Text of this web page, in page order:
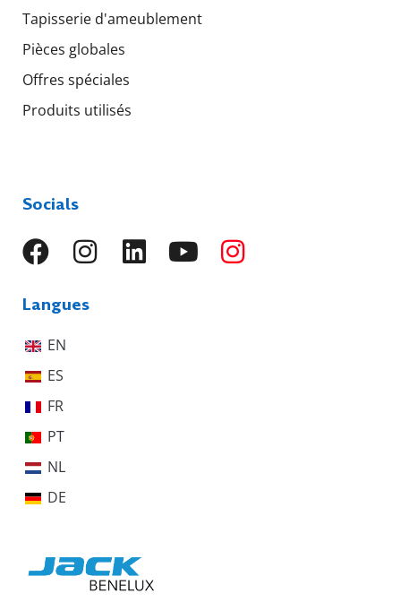
Tapisserie d'ameublement
Pièces globales
Offres spéciales
Produits utilisés
Socials
Langues
EN
ES
FR
PT
NL
DE